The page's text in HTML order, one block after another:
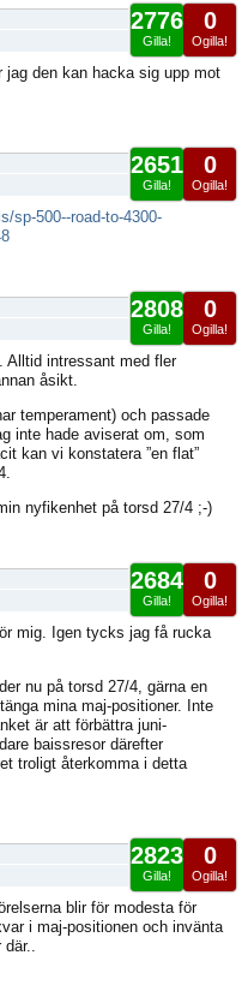
0
Ogilla!
2776
Gilla!
den kan hacka sig upp mot
0
Ogilla!
2651
Gilla!
sp-500--road-to-4300-
0
Ogilla!
2808
Gilla!
Alltid intressant med fler
åsikt.
temperament) och passade
inte hade aviserat om, som
kan vi konstatera ”en flat”
nyfikenhet på torsd 27/4 ;-)
0
Ogilla!
2684
Gilla!
mig. Igen tycks jag få rucka
nu på torsd 27/4, gärna en
mina maj-positioner. Inte
är att förbättra juni-
baissresor därefter
troligt återkomma i detta
0
Ogilla!
2823
Gilla!
blir för modesta för
i maj-positionen och invänta
där..